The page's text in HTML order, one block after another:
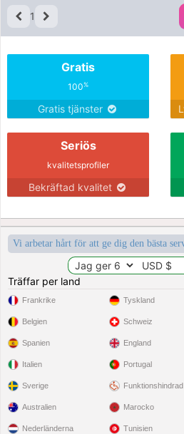
1
Gratis
100%
Gratis tjänster
Seriös
kvalitetsprofiler
Bekräftad kvalitet
Vi arbetar hårt för att ge dig den bästa
Träffar per land
Frankrike
Belgien
Spanien
Italien
Sverige
Tyskland
Schweiz
England
Portugal
Funktionshindrad
Australien
Nederländerna
Marocko
Tunisien